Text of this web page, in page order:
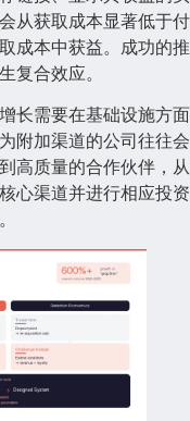
从获取成本显著低于付
成本中获益。成功的推
复合效应。
长需要在基础设施方面
附加渠道的公司往往会
高质量的合作伙伴，从
心渠道并进行相应投资